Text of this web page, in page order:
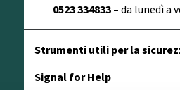
0523 334833 – da lunedì a
Strumenti utili per la
Signal for Help